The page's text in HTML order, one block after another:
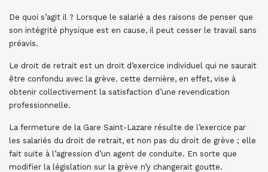
De quoi s’agit il ? Lorsque le salarié a des raisons de penser que
son intégrité physique est en cause, il peut cesser le travail sans
préavis.
Le droit de retrait est un droit d’exercice individuel qui ne saurait
être confondu avec la grève. cette dernière, en effet, vise à
obtenir collectivement la satisfaction d’une revendication
professionnelle.
La fermeture de la Gare Saint-Lazare résulte de l’exercice par
les salariés du droit de retrait, et non pas du droit de grève ; elle
fait suite à l’agression d’un agent de conduite. En sorte que
modifier la législation sur la grève n’y changerait goutte.